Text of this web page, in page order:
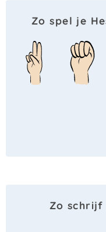
Zo spel je
Zo schrijf